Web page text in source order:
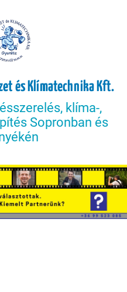
és Klímatechnika Kft.
klíma-,
Sopronban és